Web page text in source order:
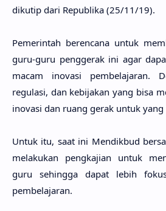
dikutip dari Republika (25/11/19).
Pemerintah berencana untuk
guru-guru penggerak ini agar
macam inovasi pembelajaran.
regulasi, dan kebijakan yang bisa
inovasi dan ruang gerak untuk yang
Untuk itu, saat ini Mendikbud
melakukan pengkajian untuk
guru sehingga dapat lebih
pembelajaran.